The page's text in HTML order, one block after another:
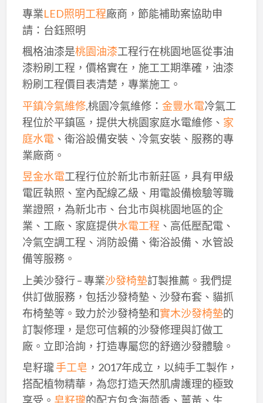
專業LED照明工程廠商，節能補助案協助申
請：台鈺照明
楓格油漆是桃園油漆工程行在桃園地區從事油
漆粉刷工程，價格實在，施工工期準確，油漆
粉刷工程價目表清楚，專業施工。
平鎮冷氣維修,桃園冷氣維修： 金豐水電冷氣工
程位於平鎮區，提供大桃園家庭水電維修、 家
庭水電、衛浴設備安裝、冷氣安裝、服務的專
業廠商。
昱金水電工程行位於新北市新莊區，具有甲級
電匠執照、室內配線乙級、用電設備檢驗等職
業證照，為新北市、台北市與桃園地區的企
業、工廠、家庭提供水電工程 、高低壓配電、
冷氣空調工程、消防設備、衛浴設備、水管設
備等服務。
上美沙發行 – 專業沙發椅墊訂製推薦。我們提
供訂做服務，包括沙發椅墊、沙發布套、貓抓
布椅墊等。致力於沙發椅墊和實木沙發椅墊的
訂製修理，是您可信賴的沙發修理與訂做工
廠。立即洽詢，打造專屬您的舒適沙發體驗。
皂籽瓏手工皂 ，2017年成立，以純手工製作，
搭配植物精華，為您打造天然肌膚護理的極致
享受。 皂籽瓏的配方包含海茴香、薑黃、生